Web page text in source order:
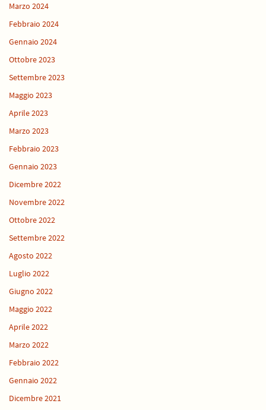
Marzo 2024
Febbraio 2024
Gennaio 2024
Ottobre 2023
Settembre 2023
Maggio 2023
Aprile 2023
Marzo 2023
Febbraio 2023
Gennaio 2023
Dicembre 2022
Novembre 2022
Ottobre 2022
Settembre 2022
Agosto 2022
Luglio 2022
Giugno 2022
Maggio 2022
Aprile 2022
Marzo 2022
Febbraio 2022
Gennaio 2022
Dicembre 2021